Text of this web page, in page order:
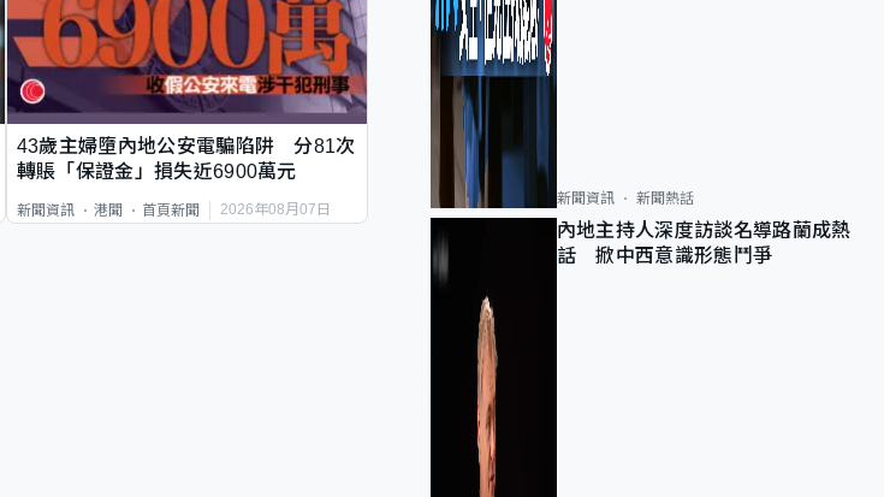
43歲主婦墮內地公安電騙陷阱 分81次
轉賬「保證金」損失近6900萬元
新聞資訊 港聞 首頁新聞 2026年08月07日
新聞資訊 新聞熱話
內地主持人深度訪談名導路蘭成熱
話 掀中西意識形態鬥爭